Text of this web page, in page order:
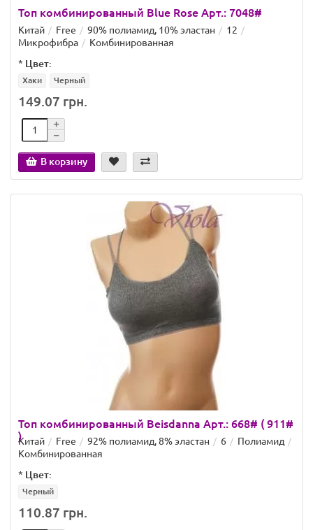
Топ комбинированный Blue Rose Арт.: 7048#
Китай Free 90% полиамид, 10% эластан
12
Микрофибра
Комбинированная
* Цвет:
Хаки Черный
149.07 грн.
В корзину
Топ комбинированный Beisdanna Арт.: 668# ( 911#
)
Китай Free 92% полиамид, 8% эластан 6
Полиамид
Комбинированная
* Цвет:
Черный
110.87 грн.